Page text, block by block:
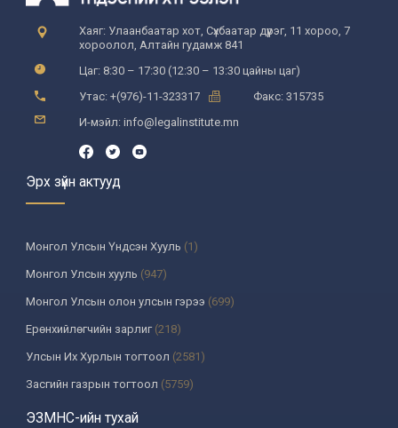
Хаяг: Улаанбаатар хот, Сүхбаатар дүүрэг, 11 хороо, 7
хороолол, Алтайн гудамж 841
Цаг: 8:30 – 17:30 (12:30 – 13:30 цайны цаг)
Утас: +(976)-11-323317
Факс: 315735
И-мэйл: info@legalinstitute.mn
Эрх зүйн актууд
Монгол Улсын Үндсэн Хууль (1)
Монгол Улсын хууль (947)
Монгол Улсын олон улсын гэрээ (699)
Ерөнхийлөгчийн зарлиг(218)
Улсын Их Хурлын тогтоол (2581)
Засгийн газрын тогтоол (5759)
Үндсэн хуулийн цэцийн шийдвэр
ЭЗМНС-ийн тухай